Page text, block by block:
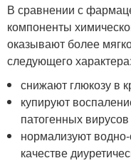
В сравнении с
компоненты
оказывают более
следующего характера:
снижают глюкозу в
купируют
патогенных
нормализуют
качестве